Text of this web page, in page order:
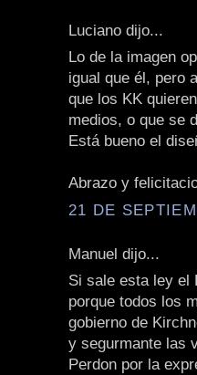
Luciano dijo...
Lo de la imagen
igual que él, pero
que los KK
medios, o que se
Está bueno el
Abrazo y
21 DE
Manuel dijo...
Si sale esta ley el
porque todos los
gobierno de
y segurmante las
Perdon por la